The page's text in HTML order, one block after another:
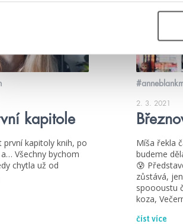
kapitole
kapitoly knih, po
Všechny bychom
chytla už od
2. 3. 2021
Míša řekla
budeme
😰
zůstává,
spoooustu
koza,
číst více